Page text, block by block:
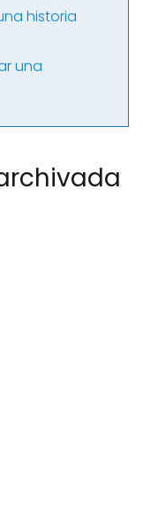
historia
una